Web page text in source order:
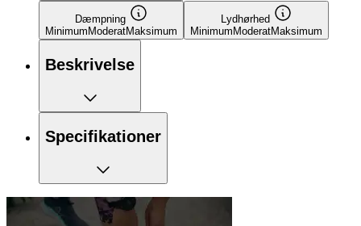
Dæmpning
Minimum ModeratMaksimum
Lydhørhed
Minimum ModeratMaksimum
Beskrivelse
Specifikationer